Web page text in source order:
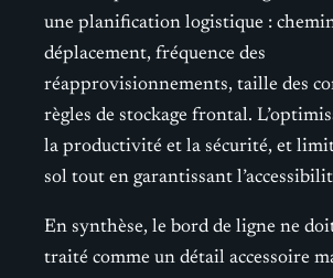
une planification logistique :
déplacement, fréquence des
réapprovisionnements, taille des
règles de stockage frontal.
la productivité et la sécurité, et
sol tout en garantissant
En synthèse, le bord de ligne ne
traité comme un détail accessoire